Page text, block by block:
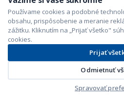
Používame cookies a podobné
obsahu, prispôsobenie a meranie
zážitku. Kliknutím na „Prijať všetko"
cookies.
Prijať
Odmietnuť
Spravovať